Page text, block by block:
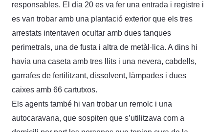
responsables. El dia 20 es va fer una entrada i registre i
es van trobar amb una plantació exterior que els tres
arrestats intentaven ocultar amb dues tanques
perimetrals, una de fusta i altra de metàl·lica. A dins hi
havia una caseta amb tres llits i una nevera, cabdells,
garrafes de fertilitzant, dissolvent, làmpades i dues
caixes amb 66 cartutxos.
Els agents també hi van trobar un remolc i una
autocaravana, que sospiten que s’utilitzava com a